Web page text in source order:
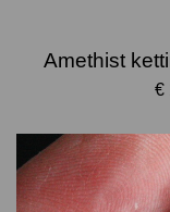
Amethist
€